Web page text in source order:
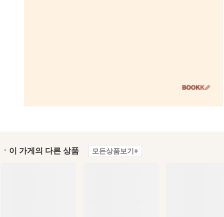
ㆍ이 가게의 다른 상품 모든상품보기+